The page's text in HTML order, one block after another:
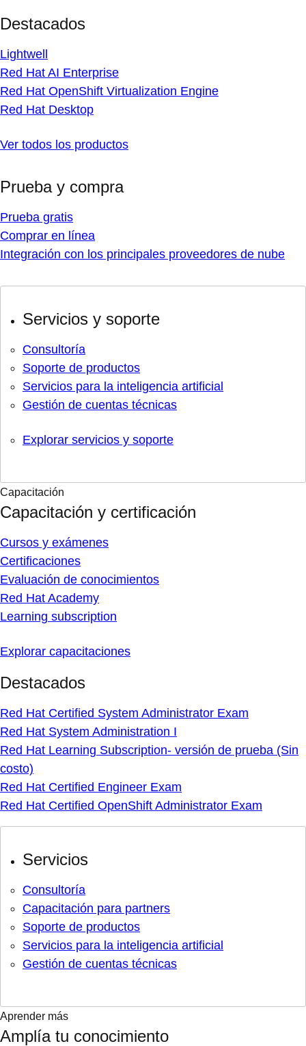
Destacados
Lightwell
Red Hat AI Enterprise
Red Hat OpenShift Virtualization Engine
Red Hat Desktop
Ver todos los productos
Prueba y compra
Prueba gratis
Comprar en línea
Integración con los principales proveedores de nube
Servicios y soporte
Consultoría
Soporte de productos
Servicios para la inteligencia artificial
Gestión de cuentas técnicas
Explorar servicios y soporte
Capacitación
Capacitación y certificación
Cursos y exámenes
Certificaciones
Evaluación de conocimientos
Red Hat Academy
Learning subscription
Explorar capacitaciones
Destacados
Red Hat Certified System Administrator Exam
Red Hat System Administration I
Red Hat Learning Subscription- versión de prueba (Sin
costo)
Red Hat Certified Engineer Exam
Red Hat Certified OpenShift Administrator Exam
Servicios
Consultoría
Capacitación para partners
Soporte de productos
Servicios para la inteligencia artificial
Gestión de cuentas técnicas
Aprender más
Amplía tu conocimiento